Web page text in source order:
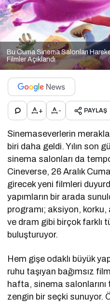
Bu Cuma Sinema Salonları
Filmler Açıklandı
+ - PAYLAŞ
Sinemaseverlerin
biri daha geldi. Yılın son
sinema salonları da
Cineverse, 26 Aralık
girecek yeni filmleri
yapımların bir arada
programı; aksiyon,
ve dram gibi birçok farklı
buluşturuyor.
Hem gişe odaklı büyük
ruhu taşıyan bağımsız
hafta, sinema
zengin bir seçki sunuyor.